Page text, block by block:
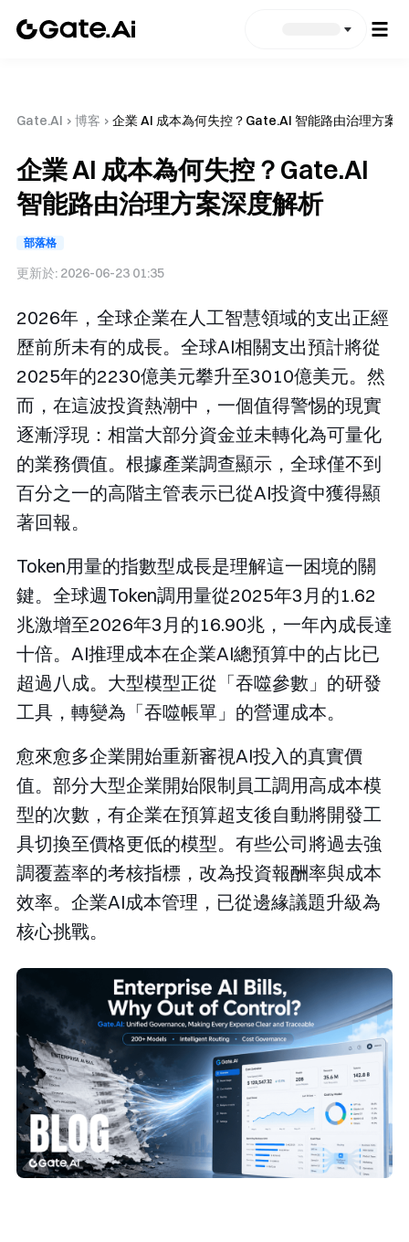
Gate.AI › 博客 › 企業 AI 成本為何失控？Gate.AI 智能路由治理方案
企業 AI 成本為何失控？Gate.AI
智能路由治理方案深度解析
部落格
更新於: 2026-06-23 01:35
2026年，全球企業在人工智慧領域的支出正經
歷前所未有的成長。全球AI相關支出預計將從
2025年的2230億美元攀升至3010億美元。然
而，在這波投資熱潮中，一個值得警惕的現實
逐漸浮現：相當大部分資金並未轉化為可量化
的業務價值。根據產業調查顯示，全球僅不到
百分之一的高階主管表示已從AI投資中獲得顯
著回報。
Token用量的指數型成長是理解這一困境的關
鍵。全球週Token調用量從2025年3月的1.62
兆激增至2026年3月的16.90兆，一年內成長達
十倍。AI推理成本在企業AI總預算中的占比已
超過八成。大型模型正從「吞噬參數」的研發
工具，轉變為「吞噬帳單」的營運成本。
愈來愈多企業開始重新審視AI投入的真實價
值。部分大型企業開始限制員工調用高成本模
型的次數，有企業在預算超支後自動將開發工
具切換至價格更低的模型。有些公司將過去強
調覆蓋率的考核指標，改為投資報酬率與成本
效率。企業AI成本管理，已從邊緣議題升級為
核心挑戰。